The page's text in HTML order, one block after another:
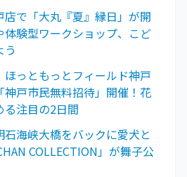
店で「大丸『夏』縁日」が開
体験型ワークショップ、こど
う
ほっともっとフィールド神戸
神戸市民無料招待」開催！花
る注目の2日間
石海峡大橋をバックに愛犬と
COLLECTION」が舞子公